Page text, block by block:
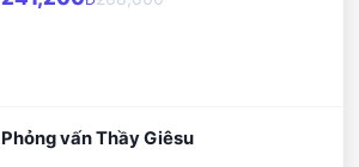
Phỏng vấn Thầy Giêsu